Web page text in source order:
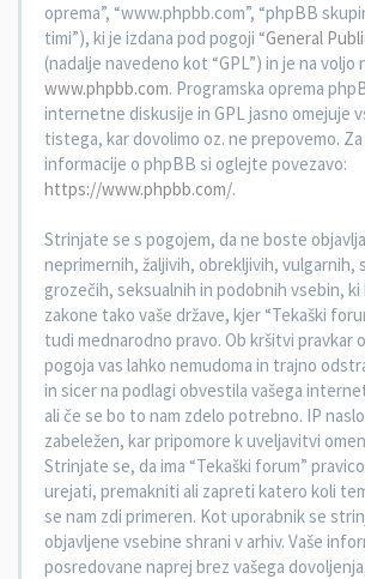
oprema”, “www.phpbb.com”, “phpBB
timi”), ki je izdana pod pogoji “General
(nadalje navedeno kot “GPL”) in je na voljo
www.phpbb.com. Programska oprema
internetne diskusije in GPL jasno omejuje
tistega, kar dovolimo oz. ne prepovemo.
informacije o phpBB si oglejte povezavo:
https://www.phpbb.com/.
Strinjate se s pogojem, da ne boste
neprimernih, žaljivih, obrekljivih, vulgarnih,
grozečih, seksualnih in podobnih vsebin, ki
zakone tako vaše države, kjer “Tekaški
tudi mednarodno pravo. Ob kršitvi pravkar
pogoja vas lahko nemudoma in trajno
in sicer na podlagi obvestila vašega
ali če se bo to nam zdelo potrebno. IP
zabeležen, kar pripomore k uveljavitvi
Strinjate se, da ima “Tekaški forum”
urejati, premakniti ali zapreti katero koli
se nam zdi primeren. Kot uporabnik se
objavljene vsebine shrani v arhiv. Vaše
posredovane naprej brez vašega